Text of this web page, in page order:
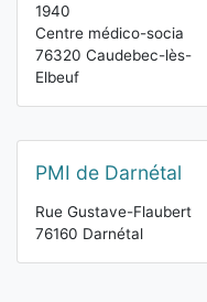
1940
Centre médico-socia
76320 Caudebec-lès-
Elbeuf
PMI de Darnétal
Rue Gustave-Flaubert
76160 Darnétal